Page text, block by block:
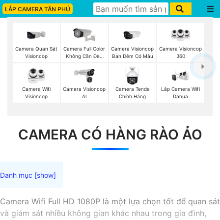
LẮP CAMERA TÂN PHÚ
Camera Quan Sát
Visioncop
Camera Full Color
Không Cần Đèn
Camera Visioncop
Ban Đêm Có Màu
Camera Visioncop
360
Camera Wifi
Visioncop
Camera Visioncop
Al
Camera Tenda
Chính Hãng
Lắp Camera Wifi
Dahua
CAMERA CÓ HÀNG RÀO ẢO
Camera Wifi Full HD 1080P là một lựa chọn tốt để quan sát
và giám sát nhiều không gian khác nhau trong gia đình,